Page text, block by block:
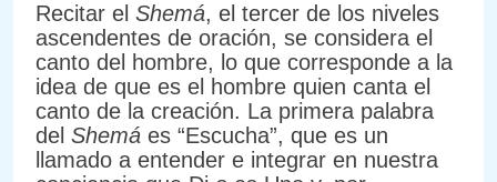
Recitar el Shemá, el tercer de los niveles
ascendentes de oración, se considera el
canto del hombre, lo que corresponde a la
idea de que es el hombre quien canta el
canto de la creación. La primera palabra
del Shemá es “Escucha”, que es un
llamado a entender e integrar en nuestra